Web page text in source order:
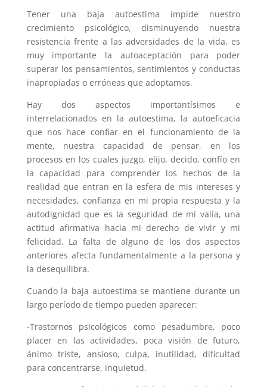
Tener una baja autoestima impide nuestro
crecimiento psicológico, disminuyendo nuestra
resistencia frente a las adversidades de la vida, es
muy importante la autoaceptación para poder
superar los pensamientos, sentimientos y conductas
inapropiadas o erróneas que adoptamos.
Hay dos aspectos importantísimos e
interrelacionados en la autoestima, la autoeficacia
que nos hace confiar en el funcionamiento de la
mente, nuestra capacidad de pensar, en los
procesos en los cuales juzgo, elijo, decido, confío en
la capacidad para comprender los hechos de la
realidad que entran en la esfera de mis intereses y
necesidades, confianza en mi propia respuesta y la
autodignidad que es la seguridad de mi valía, una
actitud afirmativa hacia mi derecho de vivir y mi
felicidad. La falta de alguno de los dos aspectos
anteriores afecta fundamentalmente a la persona y
la desequilibra.
Cuando la baja autoestima se mantiene durante un
largo período de tiempo pueden aparecer:
-Trastornos psicológicos como pesadumbre, poco
placer en las actividades, poca visión de futuro,
ánimo triste, ansioso, culpa, inutilidad, dificultad
para concentrarse, inquietud.